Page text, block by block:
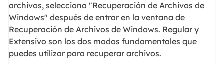
archivos, selecciona "Recuperación de Archivos de
Windows" después de entrar en la ventana de
Recuperación de Archivos de Windows. Regular y
Extensivo son los dos modos fundamentales que
puedes utilizar para recuperar archivos.